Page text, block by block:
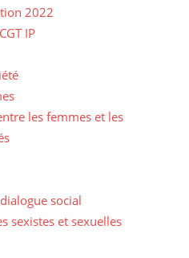
2022
IP
les femmes et les
social
sexistes et sexuelles